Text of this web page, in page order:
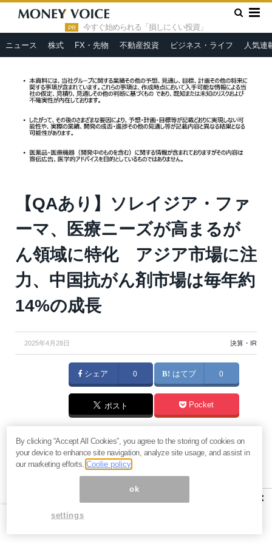
PR 今すぐ始められる「損しにくい投資」
ニュース 株式 FX・先物 不動産投資 ビジネス・ライフ 人気連
HOME » 決算・IR »
【QAあり】ソレイジア・ファーマ、医療
ニーズが高まるがん領域に特化 アジア市場に注力、中国抗がん剤
【QAあり】ソレイジア・ファ
ーマ、医療ニーズが高まるが
ん領域に特化 アジア市場に注
力、中国抗がん剤市場は毎年約
14%の成長
2025年4月28日 決算・IR
シェア 0 はてブ 0
ポスト Pocket
急騰後に急落「パワーエックス」株は買いか？蓄電池銘柄の
将来性とリスク
村田製作所なぜ株価3.8倍急騰？AIデータセンター需要の期待
×
By clicking “Accept All Cookies”, you agree to the storing of cookies on
your device to enhance site navigation, analyze site usage, and assist in
our marketing efforts.Coolie policy
ok
settings